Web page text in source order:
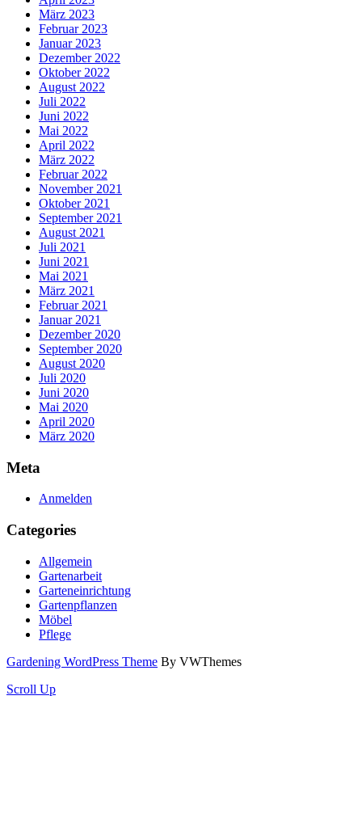
März 2023
Februar 2023
Januar 2023
Dezember 2022
Oktober 2022
August 2022
Juli 2022
Juni 2022
Mai 2022
April 2022
März 2022
Februar 2022
November 2021
Oktober 2021
September 2021
August 2021
Juli 2021
Juni 2021
Mai 2021
März 2021
Februar 2021
Januar 2021
Dezember 2020
September 2020
August 2020
Juli 2020
Juni 2020
Mai 2020
April 2020
März 2020
Meta
Anmelden
Categories
Allgemein
Gartenarbeit
Garteneinrichtung
Gartenpflanzen
Möbel
Pflege
Gardening WordPress Theme By VWThemes
Scroll Up